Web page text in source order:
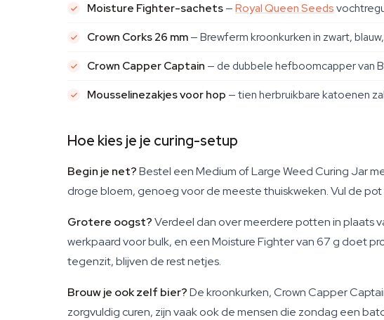
Moisture Fighter-sachets—Royal Queen Seeds
Crown Corks 26 mm— Brewferm kroonkurken in zwart,
Crown Capper Captain — de dubbele hefboomcapper van
Mousselinezakjes voor hop — tien herbruikbare katoenen
Hoe kies je je curing-setup
Begin je net?Bestel een Medium of Large Weed Curing Jar
droge bloem, genoeg voor de meeste thuiskweken. Vul de
Grotere oogst?Verdeel dan over meerdere potten in plaats
werkpaard voor bulk, en een Moisture Fighter van 67 g doet
tegenzit, blijven de rest netjes.
Brouw je ook zelf bier?De kroonkurken, Crown Capper
zorgvuldig curen, zijn vaak ook de mensen die zondag een